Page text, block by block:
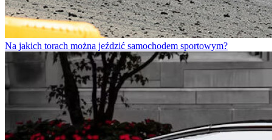
Na jakich torach można jeździć samochodem sportowym?